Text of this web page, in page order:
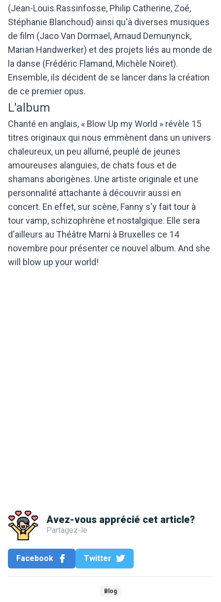
(Jean-Louis Rassinfosse, Philip Catherine, Zoé,
Stéphanie Blanchoud) ainsi qu'à diverses musiques
de film (Jaco Van Dormael, Arnaud Demunynck,
Marian Handwerker) et des projets liés au monde de
la danse (Frédéric Flamand, Michèle Noiret).
Ensemble, ils décident de se lancer dans la création
de ce premier opus.
L'album
Chanté en anglais, « Blow Up my World » révèle 15
titres originaux qui nous emmènent dans un univers
chaleureux, un peu allumé, peuplé de jeunes
amoureuses alanguies, de chats fous et de
shamans aborigènes. Une artiste originale et une
personnalité attachante à découvrir aussi en
concert. En effet, sur scène, Fanny s'y fait tour à
tour vamp, schizophrène et nostalgique. Elle sera
d'ailleurs au Théâtre Marni à Bruxelles ce 14
novembre pour présenter ce nouvel album. And she
will blow up your world!
Avez-vous apprécié cet article?
Partagez-le
Facebook Twitter
Blog